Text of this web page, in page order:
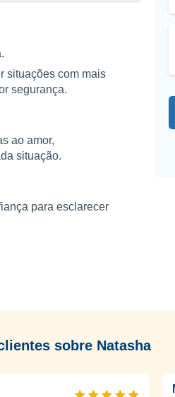
situações com mais
segurança.
ao amor,
situação.
para esclarecer
seguro para partilhar
sobre Natasha